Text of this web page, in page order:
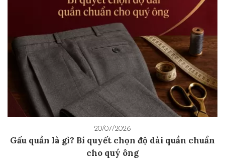
20/07/2026
Gấu quần là gì? Bí quyết chọn độ dài quần chuẩn
cho quý ông